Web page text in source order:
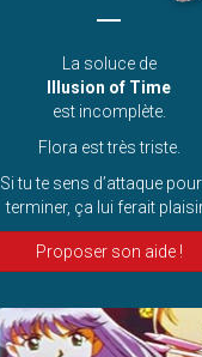
La soluce de
Illusion of Time
est incomplète.
Flora est très triste.
Si tu te sens d’attaque
terminer, ça lui ferait
Proposer son aide !